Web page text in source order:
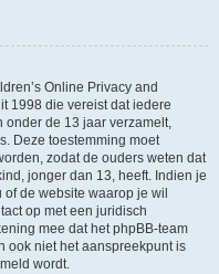
Online Privacy and
1998 die vereist dat iedere
de 13 jaar verzamelt,
Deze toestemming moet
zodat de ouders weten dat
jonger dan 13, heeft. Indien je
de website waarop je wil
op met een juridisch
mee dat het phpBB-team
ook niet het aanspreekpunt is
wordt.